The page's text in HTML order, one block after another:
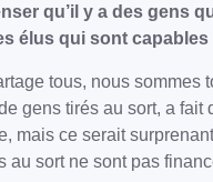
qu’il y a des gens
élus qui sont
tous, nous
gens tirés au sort, a
mais ce serait
au sort ne sont pas